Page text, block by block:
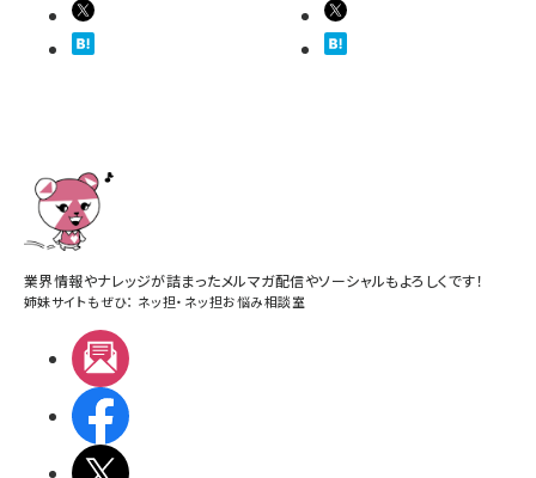
業界情報やナレッジが詰まったメルマガ配信やソーシャルもよろしくです！
姉妹サイトもぜひ： ネッ担・ ネッ担お悩み相談室